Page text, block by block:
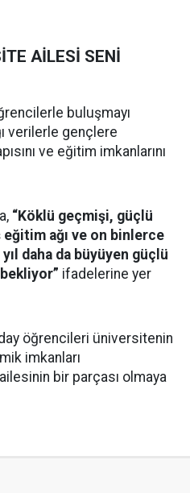
AİLESİ SENİ
buluşmayı
verilerle gençlere
ve eğitim imkanlarını
“Köklü geçmişi, güçlü
ağı ve on binlerce
daha da büyüyen güçlü
ifadelerine yer
öğrencileri üniversitenin
imkanları
bir parçası olmaya